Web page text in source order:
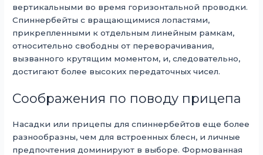
вертикальными во время горизонтальной проводки.
Спиннербейты с вращающимися лопастями,
прикрепленными к отдельным линейным рамкам,
относительно свободны от переворачивания,
вызванного крутящим моментом, и, следовательно,
достигают более высоких передаточных чисел.
Соображения по поводу прицепа
Насадки или прицепы для спиннербейтов еще более
разнообразны, чем для встроенных блесн, и личные
предпочтения доминируют в выборе. Формованная